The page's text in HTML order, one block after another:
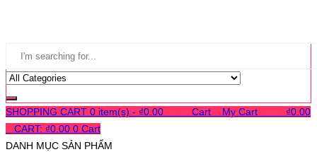
SHOPPING CART 0 item(s) - ₫0.00 Cart My Cart ₫0.00
CART: ₫0.00 0 Cart
DANH MỤC SẢN PHẨM